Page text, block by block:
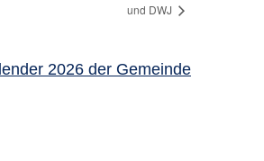
und DWJ
2026 der Gemeinde